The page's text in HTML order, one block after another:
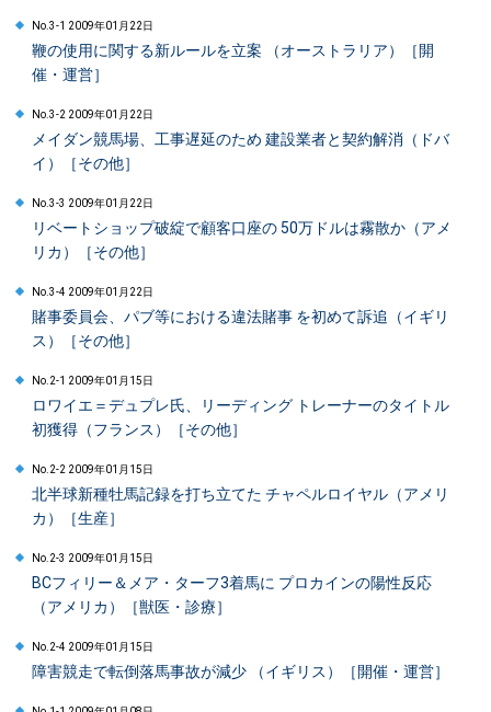
No.3-1 2009年01月22日
鞭の使用に関する新ルールを立案 （オーストラリア）［開
催・運営］
No.3-2 2009年01月22日
メイダン競馬場、工事遅延のため 建設業者と契約解消（ドバ
イ）［その他］
No.3-3 2009年01月22日
リベートショップ破綻で顧客口座の 50万ドルは霧散か（アメ
リカ）［その他］
No.3-4 2009年01月22日
賭事委員会、パブ等における違法賭事 を初めて訴追（イギリ
ス）［その他］
No.2-1 2009年01月15日
ロワイエ＝デュプレ氏、リーディング トレーナーのタイトル
初獲得（フランス）［その他］
No.2-2 2009年01月15日
北半球新種牡馬記録を打ち立てた チャペルロイヤル（アメリ
カ）［生産］
No.2-3 2009年01月15日
BCフィリー＆メア・ターフ3着馬に プロカインの陽性反応
（アメリカ）［獣医・診療］
No.2-4 2009年01月15日
障害競走で転倒落馬事故が減少 （イギリス）［開催・運営］